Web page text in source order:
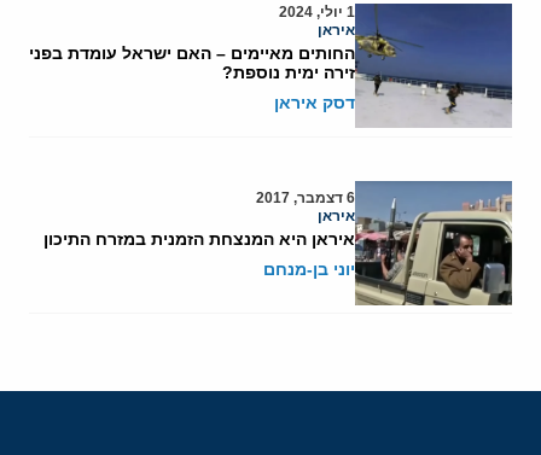
1 יולי, 2024
איראן
החותים מאיימים – האם ישראל עומדת בפני
זירה ימית נוספת?
דסק איראן
6 דצמבר, 2017
איראן
איראן היא המנצחת הזמנית במזרח התיכון
יוני בן-מנחם